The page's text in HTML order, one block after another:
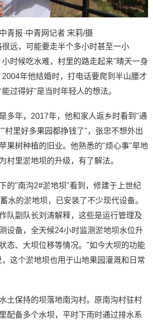
青报·中青网记者 宋莉/摄
远，可能要走半个多小时甚至一小
时候吃水难，村里的路走起来"晴天一身
年他结婚时，打电话要爬到半山腰才
过得好"是当时年轻人的想法。
多年，2017年，他和家人返乡时看到"通
村里好多果园都挣钱了"，张忠不想外出
果树种植的旧业。他熟悉的"烦心事"旱地
村里淤地坝的升级，有了解法。
的"南沟2#淤地坝"看到，修建于上世纪
水的淤地坝，已安装了不少现代设备。
队副队长刘涛解释，这些是运行管理及
设备，全天候24小时监测淤地坝水位升
态、大坝位移等情况。"如今大坝的功能
这个淤地坝也用于山地果园灌溉和日常
土保持的坝落地南沟村。原南沟村驻村
配备多个水坝，平时下雨时通过排水系